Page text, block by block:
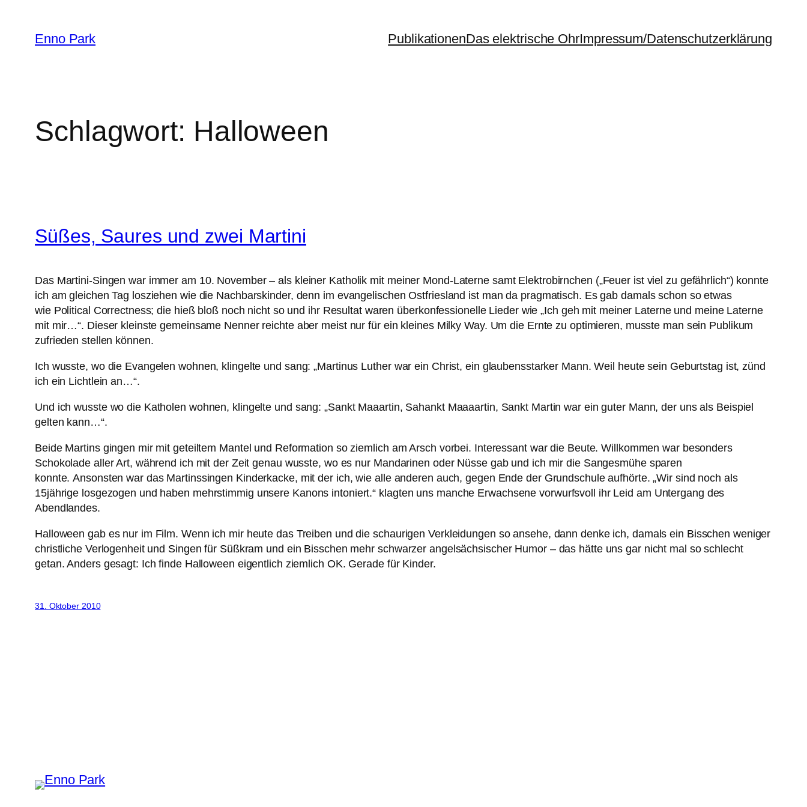
Inhalt
springen
Enno Park PublikationenDas elektrische OhrImpressum/Datenschutzerklärung
Schlagwort: Halloween
Süßes, Saures und zwei Martini
Das Martini-Singen war immer am 10. November – als kleiner Katholik mit meiner Mond-Laterne samt Elektrobirnchen („Feuer ist viel zu gefährlich“) konnte
ich am gleichen Tag losziehen wie die Nachbarskinder, denn im evangelischen Ostfriesland ist man da pragmatisch. Es gab damals schon so etwas
wie Political Correctness; die hieß bloß noch nicht so und ihr Resultat waren überkonfessionelle Lieder wie „Ich geh mit meiner Laterne und meine Laterne
mit mir…“. Dieser kleinste gemeinsame Nenner reichte aber meist nur für ein kleines Milky Way. Um die Ernte zu optimieren, musste man sein Publikum
zufrieden stellen können.
Ich wusste, wo die Evangelen wohnen, klingelte und sang: „Martinus Luther war ein Christ, ein glaubensstarker Mann. Weil heute sein Geburtstag ist, zünd
ich ein Lichtlein an…“.
Und ich wusste wo die Katholen wohnen, klingelte und sang: „Sankt Maaartin, Sahankt Maaaartin, Sankt Martin war ein guter Mann, der uns als Beispiel
gelten kann…“.
Beide Martins gingen mir mit geteiltem Mantel und Reformation so ziemlich am Arsch vorbei. Interessant war die Beute. Willkommen war besonders
Schokolade aller Art, während ich mit der Zeit genau wusste, wo es nur Mandarinen oder Nüsse gab und ich mir die Sangesmühe sparen
konnte. Ansonsten war das Martinssingen Kinderkacke, mit der ich, wie alle anderen auch, gegen Ende der Grundschule aufhörte. „Wir sind noch als
15jährige losgezogen und haben mehrstimmig unsere Kanons intoniert.“ klagten uns manche Erwachsene vorwurfsvoll ihr Leid am Untergang des
Abendlandes.
Halloween gab es nur im Film. Wenn ich mir heute das Treiben und die schaurigen Verkleidungen so ansehe, dann denke ich, damals ein Bisschen weniger
christliche Verlogenheit und Singen für Süßkram und ein Bisschen mehr schwarzer angelsächsischer Humor – das hätte uns gar nicht mal so schlecht
getan. Anders gesagt: Ich finde Halloween eigentlich ziemlich OK. Gerade für Kinder.
31. Oktober 2010